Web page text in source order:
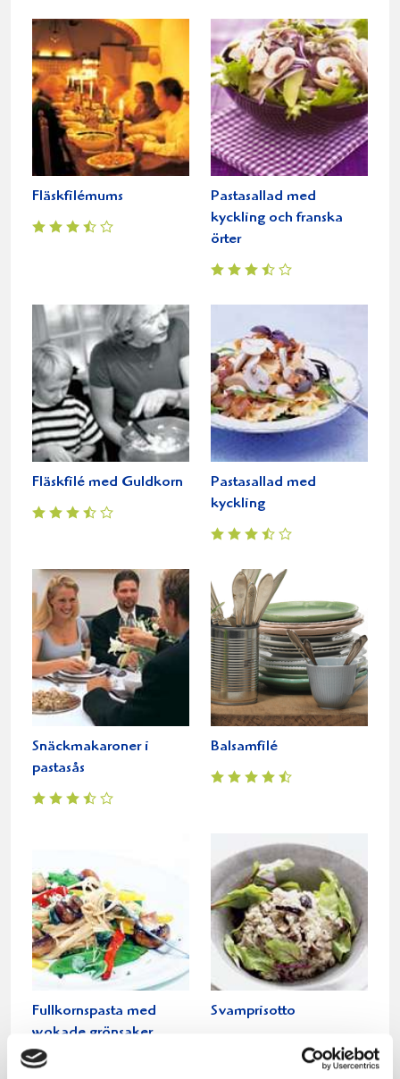
Fläskfilémums
Pastasallad med
kyckling och franska
örter
Fläskfilé med Guldkorn
Pastasallad med
kyckling
Snäckmakaroner i
pastasås
Balsamfilé
Fullkornspasta med
wokade grönsaker
Svamprisotto